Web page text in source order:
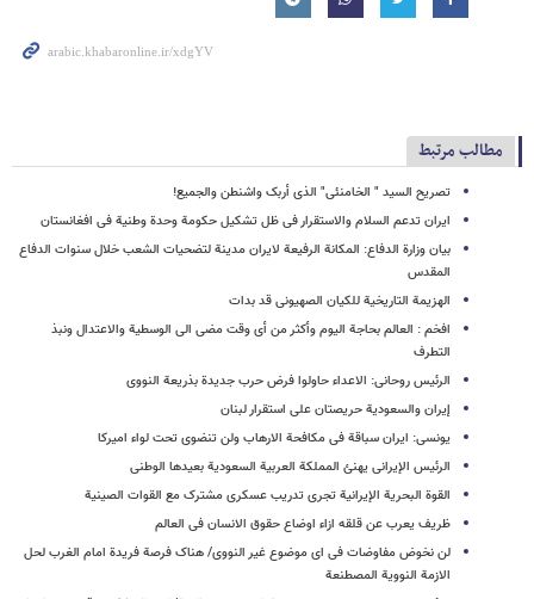
مطالب مرتبط
تصریح السید " الخامنئی" الذی أربک واشنطن والجمیع!
ایران تدعم السلام والاستقرار فی ظل تشکیل حکومة وحدة وطنیة فی افغانستان
بیان وزارة الدفاع: المکانة الرفیعة لایران مدینة لتضحیات الشعب خلال سنوات الدفاع
المقدس
الهزیمة التاریخیة للکیان الصهیونی قد بدات
افخم : العالم بحاجة الیوم وأکثر من أی وقت مضی الی الوسطیة والاعتدال ونبذ
التطرف
الرئیس روحانی: الاعداء حاولوا فرض حرب جدیدة بذریعة النووی
إیران والسعودیة حریصتان علی استقرار لبنان
یونسی: ایران سباقة فی مکافحة الارهاب ولن تنضوی تحت لواء امیرکا
الرئیس الإیرانی یهنئ المملکة العربیة السعودیة بعیدها الوطنی
القوة البحریة الإیرانیة تجری تدریب عسکری مشترک مع القوات الصینیة
ظریف یعرب عن قلقه ازاء اوضاع حقوق الانسان فی العالم
لن نخوض مفاوضات فی ای موضوع غیر النووی/ هناک فرصة فریدة امام الغرب لحل
الازمة النوویة المصطنعة